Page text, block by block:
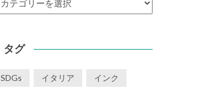
タグ
SDGs イタリア インク